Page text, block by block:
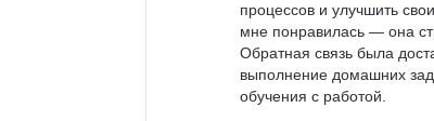
процессов и улучшить
мне понравилась — она
Обратная связь была
выполнение домашних
обучения с работой.